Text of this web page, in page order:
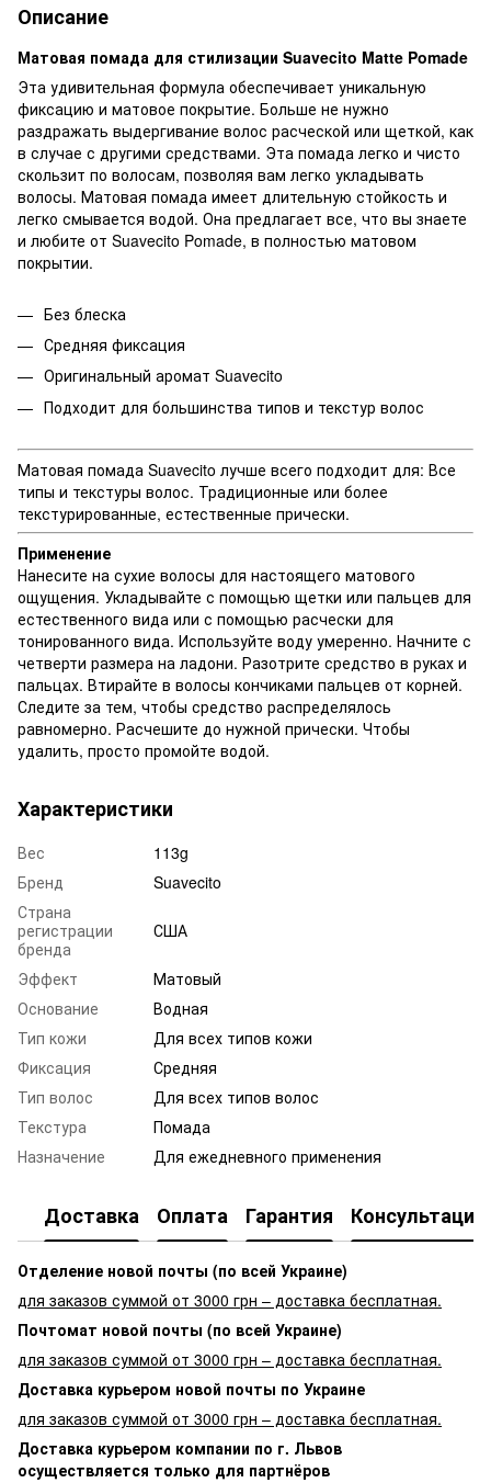
Описание
Матовая помада для стилизации Suavecito Matte Pomade
Эта удивительная формула обеспечивает уникальную
фиксацию и матовое покрытие. Больше не нужно
раздражать выдергивание волос расческой или щеткой, как
в случае с другими средствами. Эта помада легко и чисто
скользит по волосам, позволяя вам легко укладывать
волосы. Матовая помада имеет длительную стойкость и
легко смывается водой. Она предлагает все, что вы знаете
и любите от Suavecito Pomade, в полностью матовом
покрытии.
Без блеска
Средняя фиксация
Оригинальный аромат Suavecito
Подходит для большинства типов и текстур волос
Матовая помада Suavecito лучше всего подходит для: Все
типы и текстуры волос. Традиционные или более
текстурированные, естественные прически.
Применение
Нанесите на сухие волосы для настоящего матового
ощущения. Укладывайте с помощью щетки или пальцев для
естественного вида или с помощью расчески для
тонированного вида. Используйте воду умеренно. Начните с
четверти размера на ладони. Разотрите средство в руках и
пальцах. Втирайте в волосы кончиками пальцев от корней.
Следите за тем, чтобы средство распределялось
равномерно. Расчешите до нужной прически. Чтобы
удалить, просто промойте водой.
Характеристики
Вес
113g
Бренд
Suavecito
Страна
регистрации
бренда
США
Эффект
Матовый
Основание
Водная
Тип кожи
Для всех типов кожи
Фиксация
Средняя
Тип волос
Для всех типов волос
Текстура
Помада
Назначение
Для ежедневного применения
Доставка Оплата Гарантия Консультация
Отделение новой почты (по всей Украине)
для заказов суммой от 3000 грн – доставка бесплатная.
Почтомат новой почты (по всей Украине)
для заказов суммой от 3000 грн – доставка бесплатная.
Доставка курьером новой почты по Украине
для заказов суммой от 3000 грн – доставка бесплатная.
Доставка курьером компании по г. Львов
осуществляется только для партнёров